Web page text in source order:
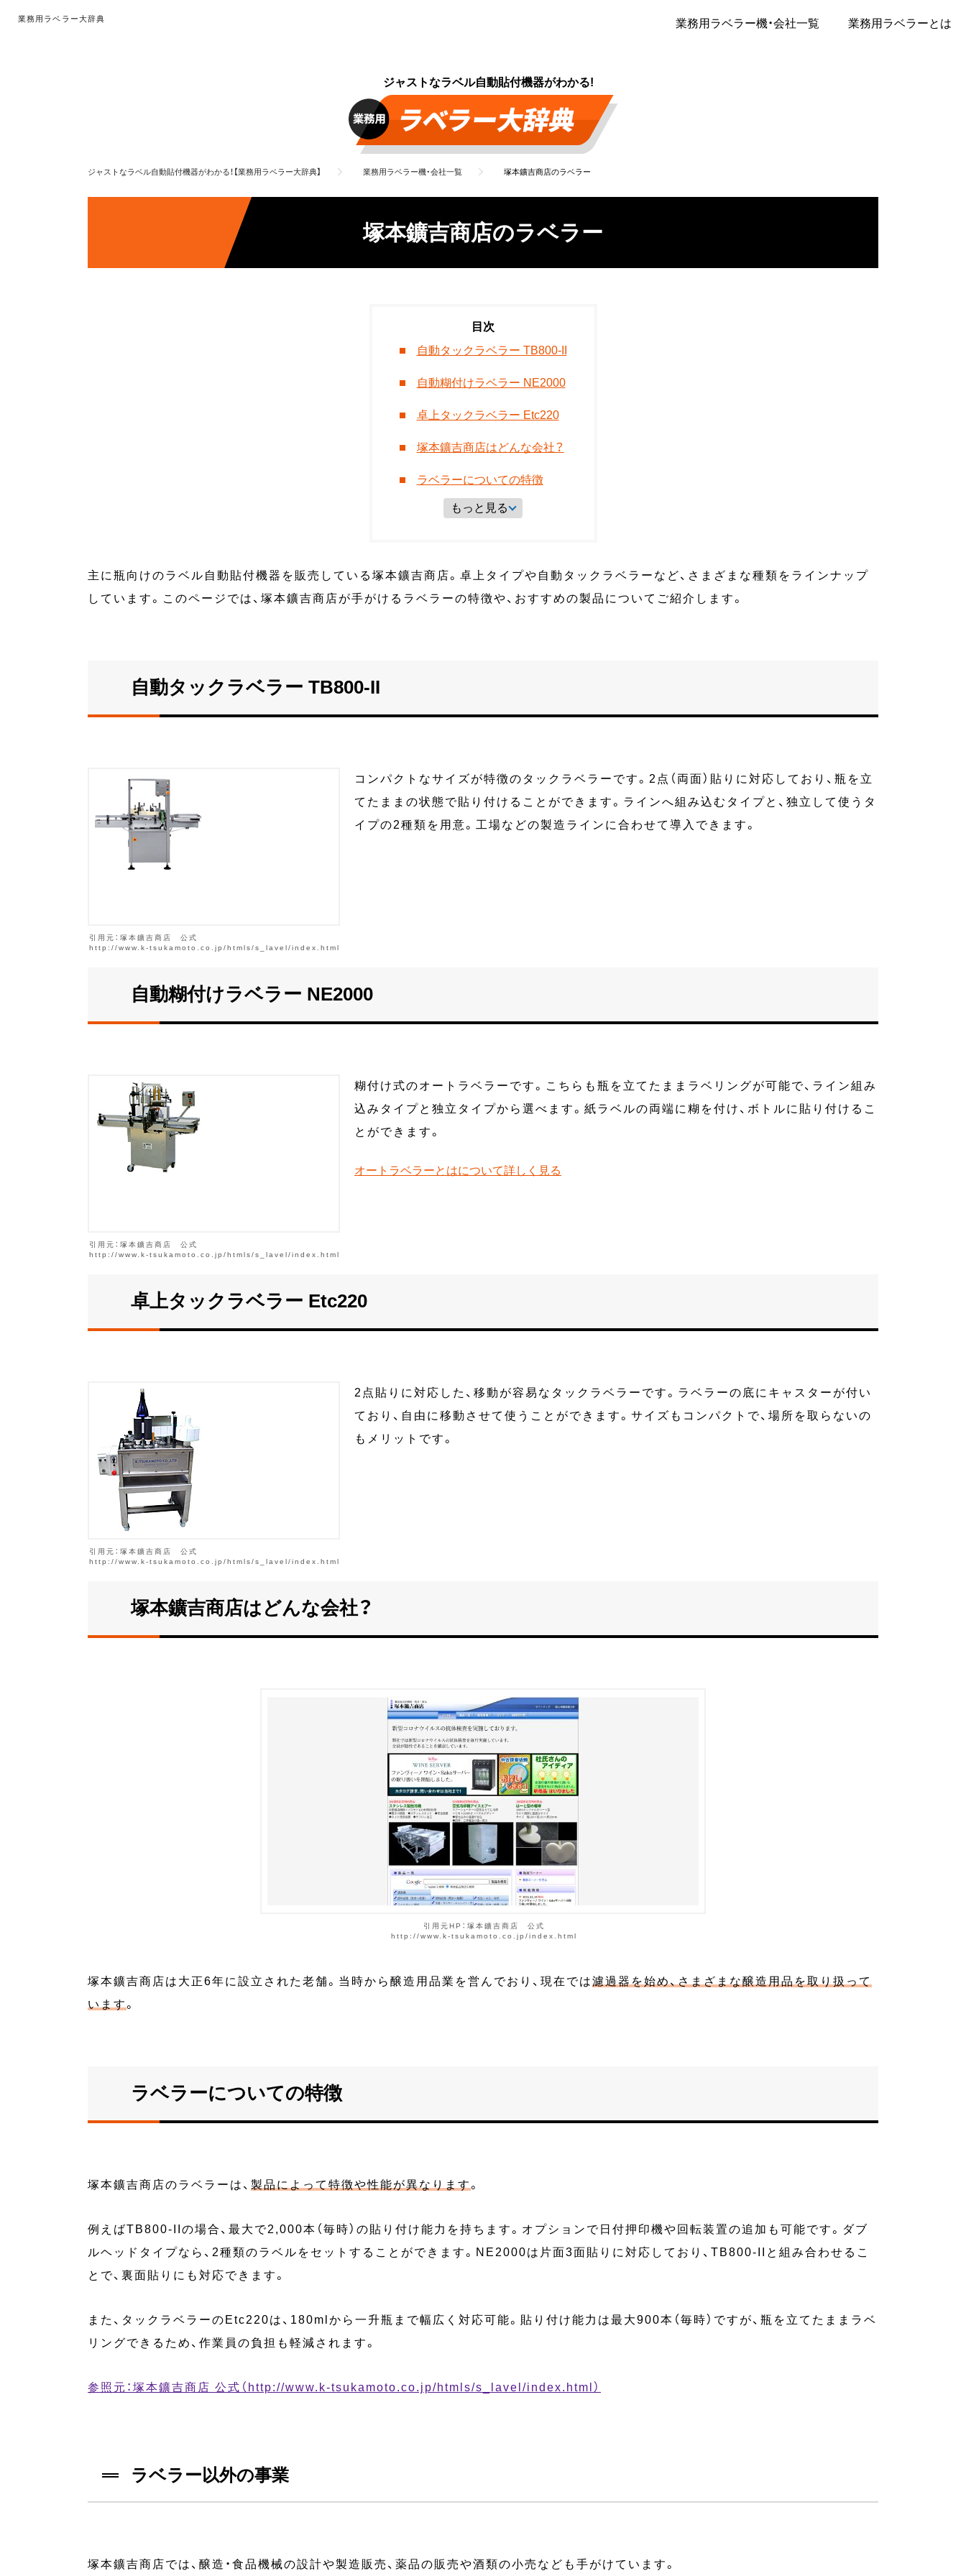
業務用ラベラー大辞典 業務用ラベラー機・会社一覧 業務用ラベラーとは
ジャストなラベル自動貼付機器がわかる!
ジャストなラベル自動貼付機器がわかる！【業務用ラベラー大辞典】 業務用ラベラー機・会社一覧 塚本鑛吉商店のラベラー
塚本鑛吉商店のラベラー
自動タックラベラー TB800-II
自動糊付けラベラー NE2000
卓上タックラベラー Etc220
塚本鑛吉商店はどんな会社？
ラベラーについての特徴
もっと見る
主に瓶向けのラベル自動貼付機器を販売している塚本鑛吉商店。卓上タイプや自動タックラベラーなど、さまざまな種類をラインナップ
しています。このページでは、塚本鑛吉商店が手がけるラベラーの特徴や、おすすめの製品についてご紹介します。
自動タックラベラー TB800-II
引用元：塚本鑛吉商店 公式
http://www.k-tsukamoto.co.jp/htmls/s_lavel/index.html
コンパクトなサイズが特徴のタックラベラーです。2点（両面）貼りに対応しており、瓶を立
てたままの状態で貼り付けることができます。ラインへ組み込むタイプと、独立して使うタ
イプの2種類を用意。工場などの製造ラインに合わせて導入できます。
自動糊付けラベラー NE2000
引用元：塚本鑛吉商店 公式
http://www.k-tsukamoto.co.jp/htmls/s_lavel/index.html
糊付け式のオートラベラーです。こちらも瓶を立てたままラベリングが可能で、ライン組み
込みタイプと独立タイプから選べます。紙ラベルの両端に糊を付け、ボトルに貼り付けるこ
とができます。
オートラベラーとはについて詳しく見る
卓上タックラベラー Etc220
引用元：塚本鑛吉商店 公式
http://www.k-tsukamoto.co.jp/htmls/s_lavel/index.html
2点貼りに対応した、移動が容易なタックラベラーです。ラベラーの底にキャスターが付い
ており、自由に移動させて使うことができます。サイズもコンパクトで、場所を取らないの
もメリットです。
塚本鑛吉商店はどんな会社？
引用元HP：塚本鑛吉商店 公式
http://www.k-tsukamoto.co.jp/index.html
塚本鑛吉商店は大正6年に設立された老舗。当時から醸造用品業を営んでおり、現在では濾過器を始め、さまざまな醸造用品を取り扱って
います。
ラベラーについての特徴
塚本鑛吉商店のラベラーは、 製品によって特徴や性能が異なります。
例えばTB800-IIの場合、最大で2,000本（毎時）の貼り付け能力を持ちます。オプションで日付押印機や回転装置の追加も可能です。ダブ
ルヘッドタイプなら、2種類のラベルをセットすることができます。NE2000は片面3面貼りに対応しており、TB800-IIと組み合わせるこ
とで、裏面貼りにも対応できます。
また、タックラベラーのEtc220は、180mlから一升瓶まで幅広く対応可能。貼り付け能力は最大900本（毎時）ですが、瓶を立てたままラベ
リングできるため、作業員の負担も軽減されます。
参照元：塚本鑛吉商店 公式（http://www.k-tsukamoto.co.jp/htmls/s_lavel/index.html）
ラベラー以外の事業
塚本鑛吉商店では、醸造・食品機械の設計や製造販売、薬品の販売や酒類の小売なども手がけています。